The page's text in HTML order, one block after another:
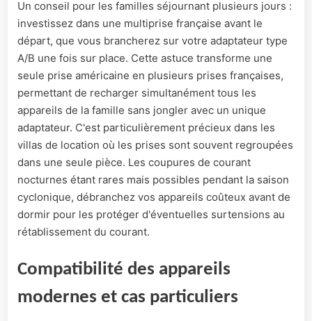
Un conseil pour les familles séjournant plusieurs jours :
investissez dans une multiprise française avant le
départ, que vous brancherez sur votre adaptateur type
A/B une fois sur place. Cette astuce transforme une
seule prise américaine en plusieurs prises françaises,
permettant de recharger simultanément tous les
appareils de la famille sans jongler avec un unique
adaptateur. C'est particulièrement précieux dans les
villas de location où les prises sont souvent regroupées
dans une seule pièce. Les coupures de courant
nocturnes étant rares mais possibles pendant la saison
cyclonique, débranchez vos appareils coûteux avant de
dormir pour les protéger d'éventuelles surtensions au
rétablissement du courant.
Compatibilité des appareils
modernes et cas particuliers